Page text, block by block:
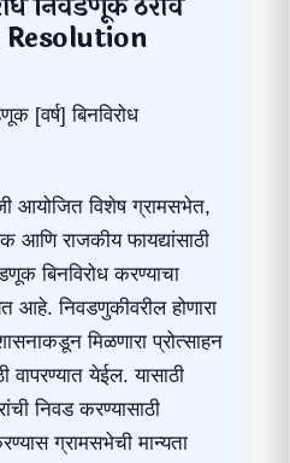
[वर्ष] बिनविरोध
आयोजित विशेष ग्रामसभेत,
आणि राजकीय फायद्यांसाठी
बिनविरोध करण्याचा
आहे. निवडणुकीवरील होणारा
मिळणारा प्रोत्साहन
वापरण्यात येईल. यासाठी
निवड करण्यासाठी
ग्रामसभेची मान्यता